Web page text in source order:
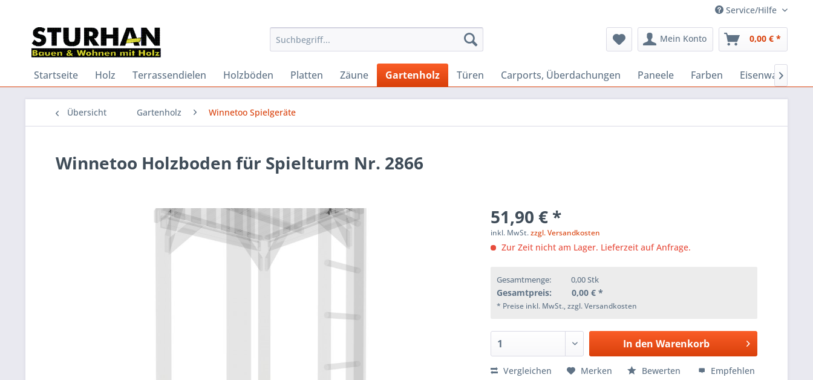
Service/Hilfe
Mein Konto 0,00 € *
Startseite Holz Terrassendielen Holzböden Platten Zäune Gartenholz Türen Carports, Überdachungen Paneele Farben Eisenwaren

Übersicht Gartenholz Winnetoo Spielgeräte
Winnetoo Holzboden für Spielturm Nr. 2866
51,90 € *
inkl. MwSt.zzgl. Versandkosten
Zur Zeit nicht am Lager. Lieferzeit auf Anfrage.
Gesamtmenge: 0,00Stk
Gesamtpreis: 0,00 € *
* Preise inkl. MwSt., zzgl. Versandkosten
In den Warenkorb
Vergleichen Merken Bewerten Empfehlen